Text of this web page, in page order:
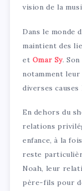
vision de la
Dans le monde
maintient des
et Omar Sy.
notamment
diverses
En dehors du
relations
enfance, à la
reste
Noah, leur
père-fils pour